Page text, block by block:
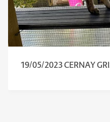
19/05/2023 CERNAY